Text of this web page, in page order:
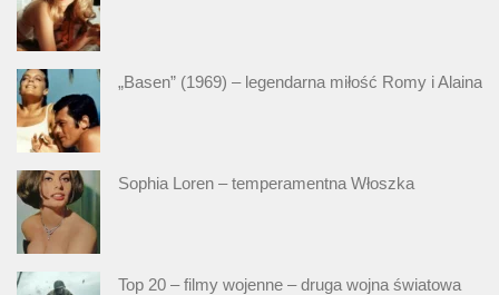
„Basen” (1969) – legendarna miłość Romy i Alaina
Sophia Loren – temperamentna Włoszka
Top 20 – filmy wojenne – druga wojna światowa